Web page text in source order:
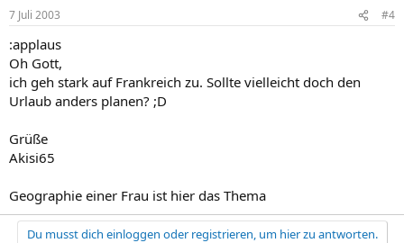
7 Juli 2003 #4
:applaus
Oh Gott,
ich geh stark auf Frankreich zu. Sollte vielleicht doch den
Urlaub anders planen? ;D
Grüße
Akisi65
Geographie einer Frau ist hier das Thema
Du musst dich einloggen oder registrieren, um hier zu antworten.